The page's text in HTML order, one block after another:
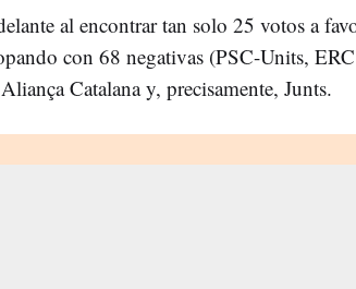
al encontrar tan solo 25 votos a
con 68 negativas (PSC-Units,
Catalana y, precisamente, Junts.